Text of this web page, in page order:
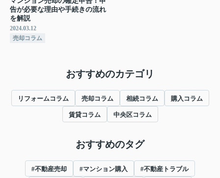
告が必要な理由や手続きの流れ
を解説
2024.03.12
売却コラム
おすすめのカテゴリ
リフォームコラム 売却コラム 相続コラム 購入コラム
賃貸コラム 中央区コラム
おすすめのタグ
#不動産売却 #マンション購入 #不動産トラブル